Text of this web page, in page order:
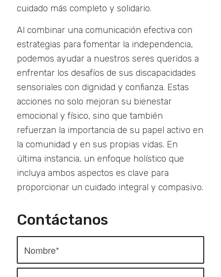
cuidado más completo y solidario.
Al combinar una comunicación efectiva con
estrategias para fomentar la independencia,
podemos ayudar a nuestros seres queridos a
enfrentar los desafíos de sus discapacidades
sensoriales con dignidad y confianza. Estas
acciones no solo mejoran su bienestar
emocional y físico, sino que también
refuerzan la importancia de su papel activo en
la comunidad y en sus propias vidas. En
última instancia, un enfoque holístico que
incluya ambos aspectos es clave para
proporcionar un cuidado integral y compasivo.
Contáctanos